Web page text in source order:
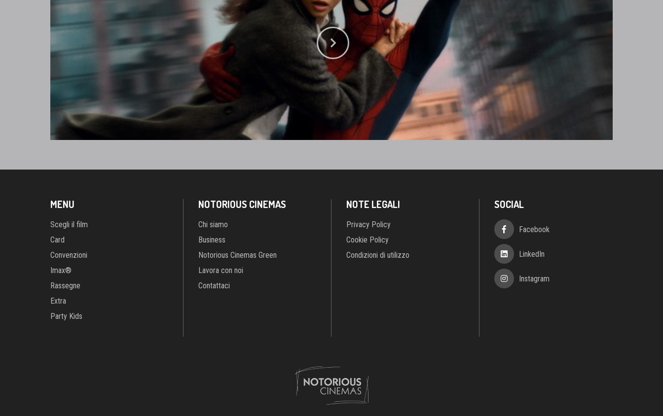
MENU
Scegli il film
Card
Convenzioni
Imax®
Rassegne
Extra
Party Kids
NOTORIOUS CINEMAS
Chi siamo
Business
Notorious Cinemas Green
Lavora con noi
Contattaci
NOTE LEGALI
Privacy Policy
Cookie Policy
Condizioni di utilizzo
SOCIAL
Facebook
LinkedIn
Instagram